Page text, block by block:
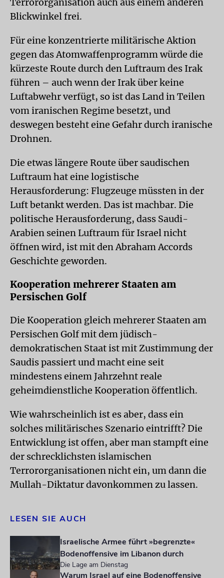
Blickwinkel frei.
Für eine konzentrierte militärische Aktion
gegen das Atomwaffenprogramm würde die
kürzeste Route durch den Luftraum des Irak
führen – auch wenn der Irak über keine
Luftabwehr verfügt, so ist das Land in Teilen
vom iranischen Regime besetzt, und
deswegen besteht eine Gefahr durch iranische
Drohnen.
Die etwas längere Route über saudischen
Luftraum hat eine logistische
Herausforderung: Flugzeuge müssten in der
Luft betankt werden. Das ist machbar. Die
politische Herausforderung, dass Saudi-
Arabien seinen Luftraum für Israel nicht
öffnen wird, ist mit den Abraham Accords
Geschichte geworden.
Kooperation mehrerer Staaten am
Persischen Golf
Die Kooperation gleich mehrerer Staaten am
Persischen Golf mit dem jüdisch-
demokratischen Staat ist mit Zustimmung der
Saudis passiert und macht eine seit
mindestens einem Jahrzehnt reale
geheimdienstliche Kooperation öffentlich.
Wie wahrscheinlich ist es aber, dass ein
solches militärisches Szenario eintrifft? Die
Entwicklung ist offen, aber man stampft eine
der schrecklichsten islamischen
Terrororganisationen nicht ein, um dann die
Mullah-Diktatur davonkommen zu lassen.
LESEN SIE AUCH
Israelische Armee führt »begrenzte«
Bodenoffensive im Libanon durch
Die Lage am Dienstag
Warum Israel auf eine Bodenoffensive